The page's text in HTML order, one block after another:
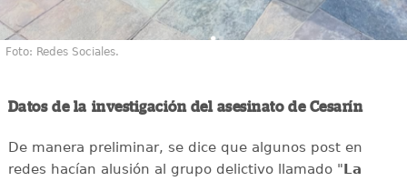
Foto: Redes Sociales.
Datos de la investigación del asesinato de Cesarín
De manera preliminar, se dice que algunos post en
redes hacían alusión al grupo delictivo llamado "La